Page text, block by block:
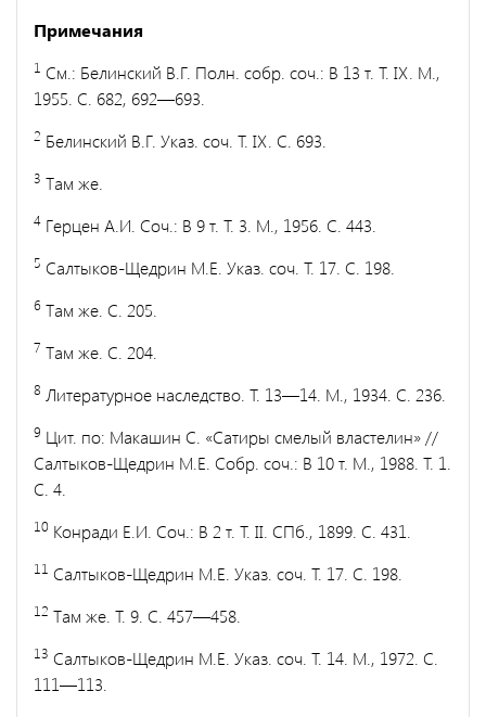
Примечания
1 См.: Белинский В.Г. Полн. собр. соч.: В 13 т. Т. IX. М.,
1955. С. 682, 692—693.
2 Белинский В.Г. Указ. соч. Т. IX. С. 693.
3 Там же.
4 Герцен А.И. Соч.: В 9 т. Т. 3. М., 1956. С. 443.
5 Салтыков-Щедрин М.Е. Указ. соч. Т. 17. С. 198.
6 Там же. С. 205.
7 Там же. С. 204.
8 Литературное наследство. Т. 13—14. М., 1934. С. 236.
9 Цит. по: Макашин С. «Сатиры смелый властелин» //
Салтыков-Щедрин М.Е. Собр. соч.: В 10 т. М., 1988. Т. 1.
С. 4.
10 Конради Е.И. Соч.: В 2 т. Т. II. СПб., 1899. С. 431.
11 Салтыков-Щедрин М.Е. Указ. соч. Т. 17. С. 198.
12 Там же. Т. 9. С. 457—458.
13 Салтыков-Щедрин М.Е. Указ. соч. Т. 14. М., 1972. С.
111—113.